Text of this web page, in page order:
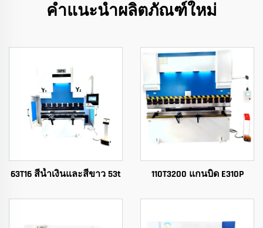
คำแนะนำผลิตภัณฑ์ใหม่
63T16 สีน้ำเงินและสีขาว 53t 110T3200 แกนบิด E310P